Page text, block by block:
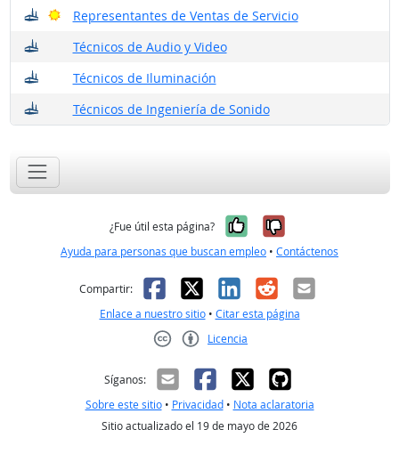
Representantes de Ventas de Servicio
¿Dónde trabajan?
Buenas perspectivas
Técnicos de Audio y Video
¿Dónde trabajan?
Técnicos de Iluminación
¿Dónde trabajan?
Técnicos de Ingeniería de Sonido
¿Dónde trabajan?
¿Fue útil esta página? Sí, fue útil
No, no fue
Ayuda para personas que buscan empleo • Contáctenos
Compartir: Facebook
X LinkedIn
RedditCorreo
Enlace a nuestro sitio• Citar esta página
Licencia
Síganos:
Sobre este sitio• Privacidad• Nota aclaratoria
Sitio actualizado el 19 de mayo de 2026